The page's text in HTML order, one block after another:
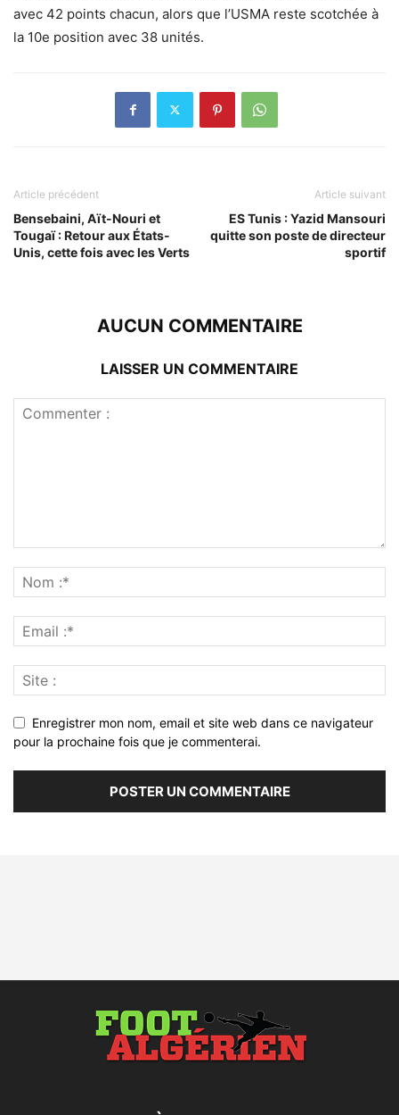
avec 42 points chacun, alors que l’USMA reste scotchée à
la 10e position avec 38 unités.
Article précédent
Bensebaini, Aït-Nouri et
Tougaï : Retour aux États-
Unis, cette fois avec les Verts
Article suivant
ES Tunis : Yazid Mansouri
quitte son poste de directeur
sportif
AUCUN COMMENTAIRE
LAISSER UN COMMENTAIRE
Enregistrer mon nom, email et site web dans ce navigateur
pour la prochaine fois que je commenterai.